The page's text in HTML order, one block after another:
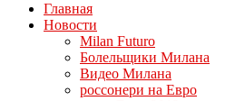
Главная
Новости
Milan Futuro
Болельщики Милана
Видео Милана
россонери на Евро